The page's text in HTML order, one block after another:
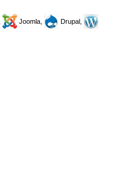
Joomla,
Drupal,